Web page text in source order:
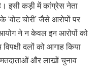
इसी कड़ी में कांग्रेस नेता
‘वोट चोरी’ जैसे आरोपों पर
ने न केवल इन आरोपों को
दलों को आगाह किया
और लाखों चुनाव